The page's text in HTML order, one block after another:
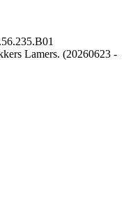
Lamers. (20260623 -